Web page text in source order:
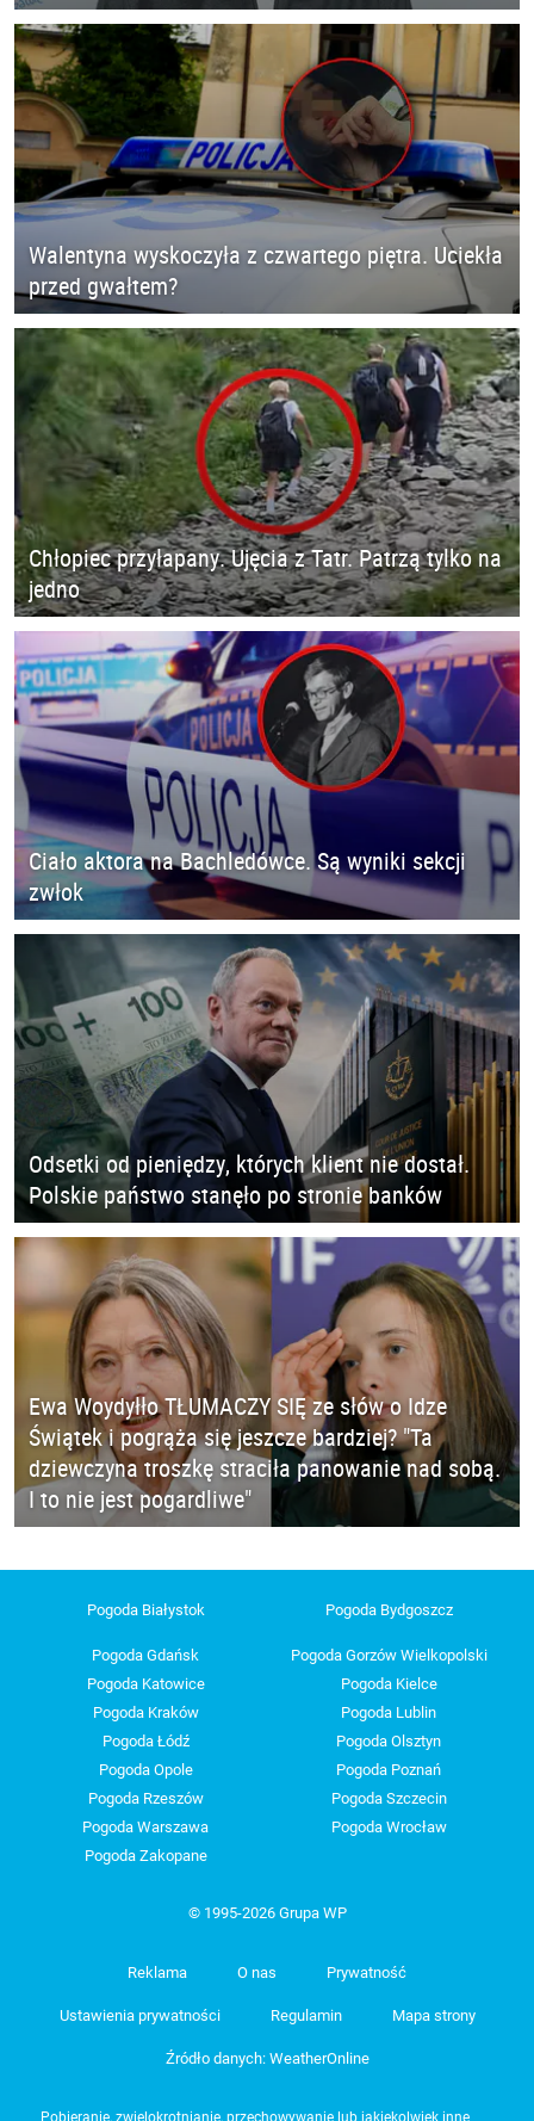
Walentyna wyskoczyła z czwartego piętra. Uciekła
przed gwałtem?
Chłopiec przyłapany. Ujęcia z Tatr. Patrzą tylko na
jedno
Ciało aktora na Bachledówce. Są wyniki sekcji
zwłok
Odsetki od pieniędzy, których klient nie dostał.
Polskie państwo stanęło po stronie banków
Ewa Woydyłło TŁUMACZY SIĘ ze słów o Idze
Świątek i pogrąża się jeszcze bardziej? "Ta
dziewczyna troszkę straciła panowanie nad sobą.
I to nie jest pogardliwe"
Pogoda Białystok Pogoda Bydgoszcz
Pogoda Gdańsk
Pogoda Gorzów Wielkopolski
Pogoda Katowice
Pogoda Kielce
Pogoda Kraków
Pogoda Lublin
Pogoda Łódź
Pogoda Olsztyn
Pogoda Opole
Pogoda Poznań
Pogoda Rzeszów
Pogoda Szczecin
Pogoda Warszawa
Pogoda Wrocław
Pogoda Zakopane
© 1995-2026 Grupa WP
Reklama O nas Prywatność
Ustawienia prywatności Regulamin Mapa strony
Źródło danych: WeatherOnline
Pobieranie, zwielokrotnianie, przechowywanie lub jakiekolwiek inne